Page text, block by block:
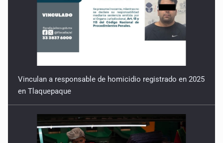
Vinculan a responsable de homicidio registrado en 2025
en Tlaquepaque